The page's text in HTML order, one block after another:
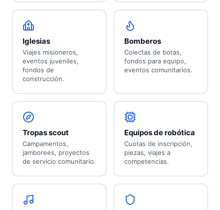
Iglesias
Viajes misioneros,
eventos juveniles,
fondos de
construcción.
Bomberos
Colectas de botas,
fondos para equipo,
eventos comunitarios.
Tropas scout
Campamentos,
jamborees, proyectos
de servicio comunitario.
Equipos de robótica
Cuotas de inscripción,
piezas, viajes a
competencias.